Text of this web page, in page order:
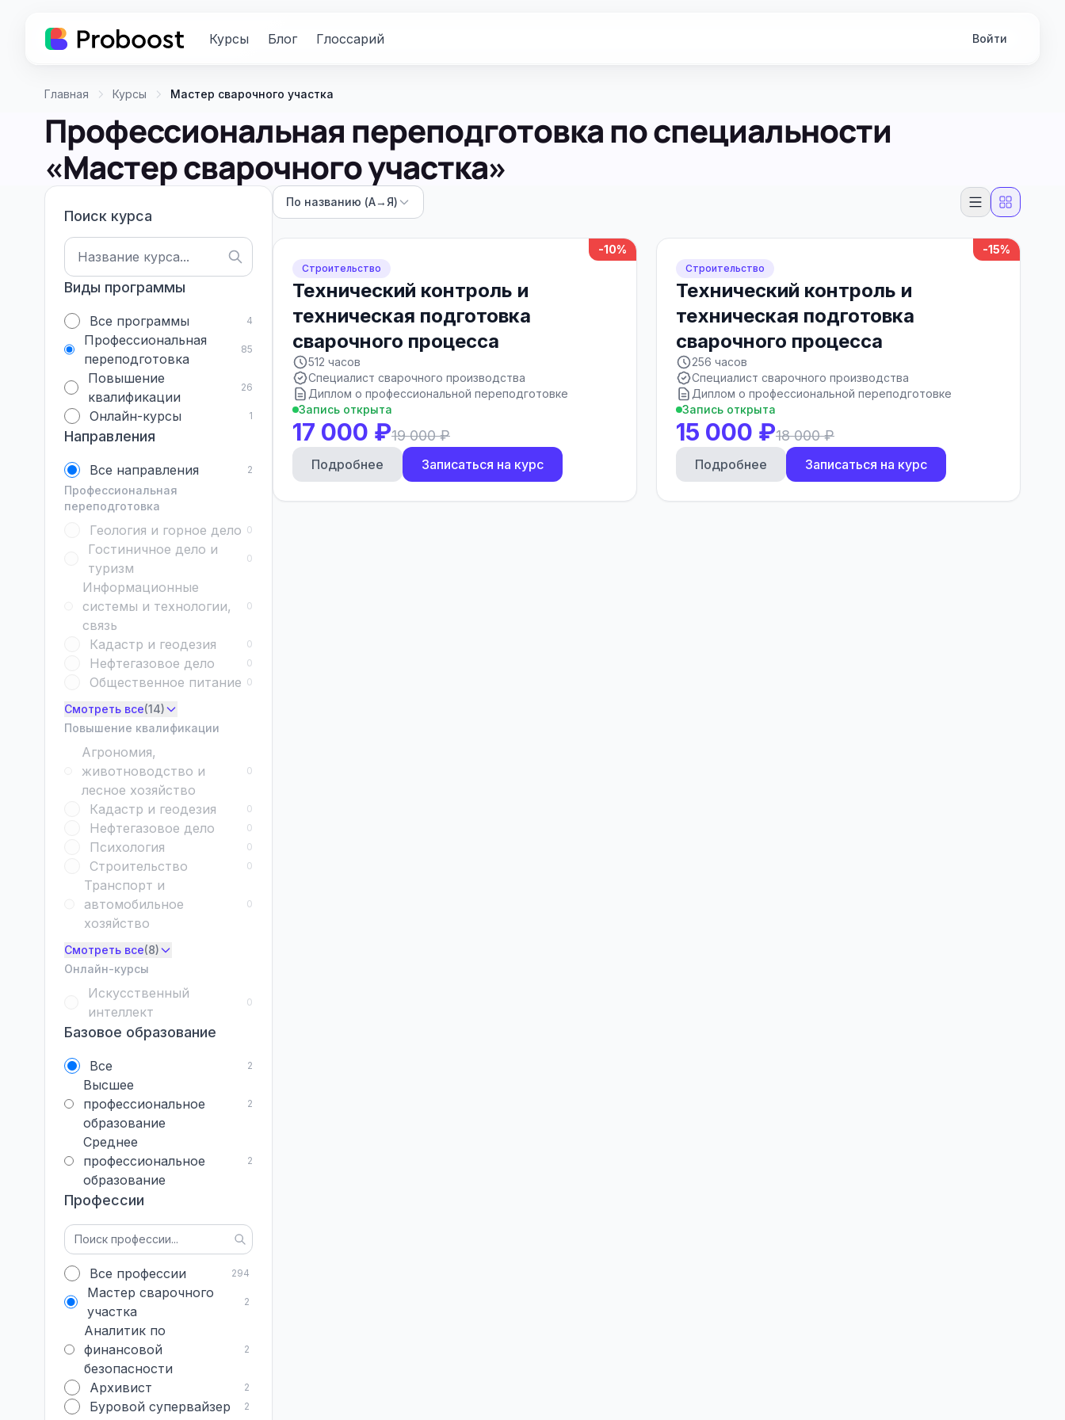
Курсы Блог Глоссарий Войти
Главная Курсы Мастер сварочного участка
Профессиональная переподготовка по специальности
«Мастер сварочного участка»
Поиск курса
Виды программы
Все программы 4
Профессиональная
переподготовка
85
Повышение
квалификации
26
Онлайн-курсы 1
Направления
Все направления 2
Профессиональная
переподготовка
Геология и горное дело 0
Гостиничное дело и
туризм
0
Информационные
системы и технологии,
связь
0
Кадастр и геодезия 0
Нефтегазовое дело 0
Общественное питание 0
Смотреть все(14)
Повышение квалификации
Агрономия,
животноводство и
лесное хозяйство
0
Кадастр и геодезия 0
Нефтегазовое дело 0
Психология 0
Строительство 0
Транспорт и
автомобильное
хозяйство
0
Смотреть все(8)
Онлайн-курсы
Искусственный
интеллект
0
Базовое образование
Все 2
Высшее
профессиональное
образование
2
Среднее
профессиональное
образование
2
Профессии
Все профессии 294
Мастер сварочного
участка
2
Аналитик по
финансовой
безопасности
2
Архивист 2
Буровой супервайзер 2
По названию (А→Я)
-10%
Строительство
Технический контроль и
техническая подготовка
сварочного процесса
512 часов
Специалист сварочного производства
Диплом о профессиональной переподготовке
Запись открыта
17 000 ₽19 000 ₽
Подробнее Записаться на курс
-15%
Строительство
Технический контроль и
техническая подготовка
сварочного процесса
256 часов
Специалист сварочного производства
Диплом о профессиональной переподготовке
Запись открыта
15 000 ₽18 000 ₽
Подробнее Записаться на курс